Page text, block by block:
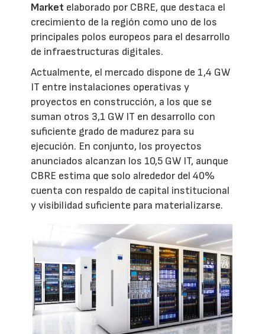
Market elaborado por CBRE, que destaca el
crecimiento de la región como uno de los
principales polos europeos para el desarrollo
de infraestructuras digitales.
Actualmente, el mercado dispone de 1,4 GW
IT entre instalaciones operativas y
proyectos en construcción, a los que se
suman otros 3,1 GW IT en desarrollo con
suficiente grado de madurez para su
ejecución. En conjunto, los proyectos
anunciados alcanzan los 10,5 GW IT, aunque
CBRE estima que solo alrededor del 40%
cuenta con respaldo de capital institucional
y visibilidad suficiente para materializarse.